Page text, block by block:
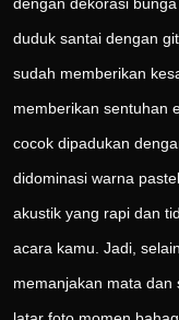
duduk santai dengan
sudah memberikan
memberikan sentuhan
cocok dipadukan
didominasi warna
akustik yang rapi dan
acara kamu. Jadi,
memanjakan mata dan